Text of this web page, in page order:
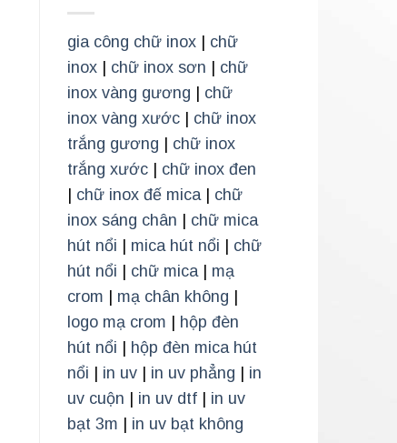
gia công chữ inox| chữ
inox| chữ inox sơn
chữ
inox vàng gương
chữ
inox vàng xước| chữ inox
trắng gương
chữ inox
trắng xước| chữ inox đen
chữ inox đế mica| chữ
inox sáng chân
chữ mica
hút nổi
mica hút nổi
chữ
hút nổi
chữ mica| mạ
crom
mạ chân không
logo mạ crom
hộp đèn
hút nổi
hộp đèn mica hút
nổi
in uv| in uv phẳng
in
uv cuộn
in uv dtf| in uv
bạt 3m
in uv bạt không